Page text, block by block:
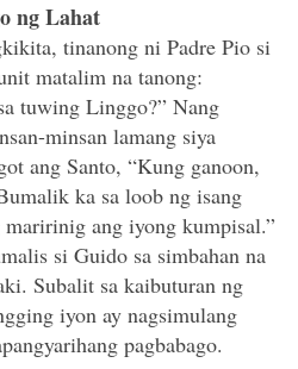
ng Lahat
tinanong ni Padre Pio si
matalim na tanong:
tuwing Linggo?” Nang
minsan lamang siya
ang Santo, “Kung ganoon,
ka sa loob ng isang
ang iyong kumpisal.”
si Guido sa simbahan na
Subalit sa kaibuturan ng
iyon ay nagsimulang
pagbabago.